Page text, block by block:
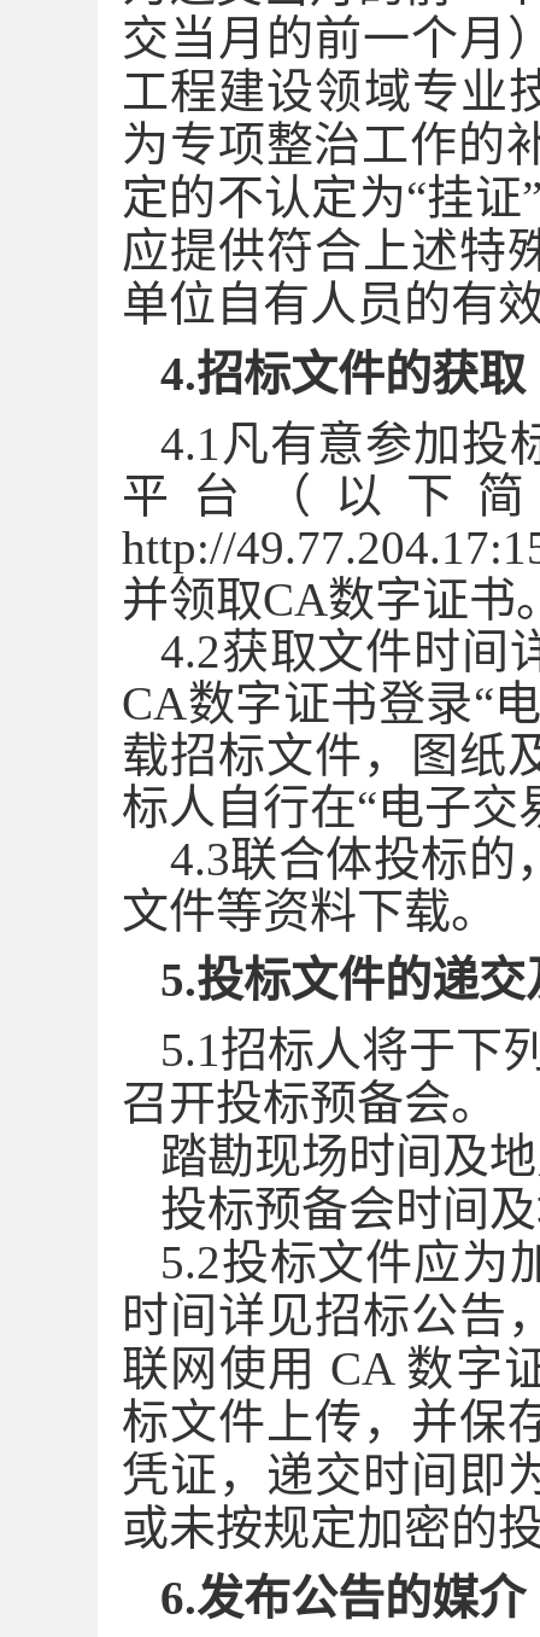
交当月的前一个月
工程建设领域专业
为专项整治工作的
定的不认定为“挂
应提供符合上述特
单位自有人员的有
4.招标文件的获取
4.1凡有意参加投
平台（以下
http://
并领取CA数字证书
4.2获取文件时间
CA数字证书登录“
载招标文件，图纸
标人自行在“电子交
4.3联合体投标的
文件等资料下载。
5.投标文件的递
5.1招标人将于下
召开投标预备会。
踏勘现场时间及
投标预备会时间
5.2投标文件应为
时间详见招标公告
联网使用 CA 数字
标文件上传，并保
凭证，递交时间即
或未按规定加密的
6.发布公告的媒介